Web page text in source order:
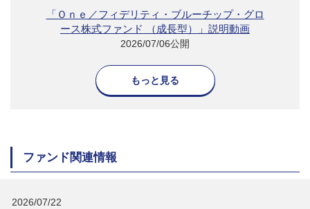
「Ｏｎｅ／フィデリティ・ブルーチップ・グロ
ース株式ファンド （成長型）」説明動画
2026/07/06公開
もっと見る
ファンド関連情報
2026/07/22